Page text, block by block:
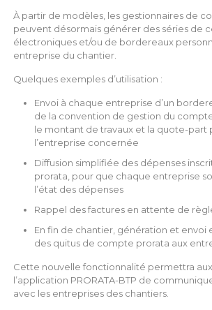
À partir de modèles, les gestionnaires de
peuvent désormais générer des séries de
électroniques et/ou de bordereaux
entreprise du chantier.
Quelques exemples d’utilisation :
Envoi à chaque entreprise d’un
de la convention de gestion du
le montant de travaux et la quote-part
l’entreprise concernée
Diffusion simplifiée des dépenses
prorata, pour que chaque entreprise
l’état des dépenses
Rappel des factures en attente de
En fin de chantier, génération et envoi
des quitus de compte prorata aux
Cette nouvelle fonctionnalité permettra
l’application PRORATA-BTP de
avec les entreprises des chantiers.